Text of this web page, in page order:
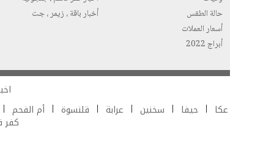
حالة الطقس
أسعار العملات
أبراج 2022
أخبار باقة ، زيمر ، جت
عكا
حيفا سخنين عرابة قلنسوة أم الفحم
كفر